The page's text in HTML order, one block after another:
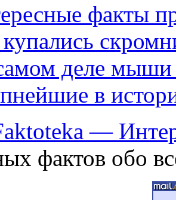
факты
деле мыши
в
—
фактов обо